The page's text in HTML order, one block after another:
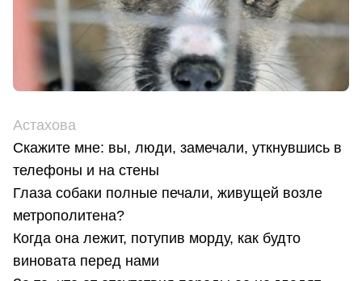
Астахова
Скажите мне: вы, люди, замечали, уткнувшись в
телефоны и на стены
Глаза собаки полные печали, живущей возле
метрополитена?
Когда она лежит, потупив морду, как будто
виновата перед нами